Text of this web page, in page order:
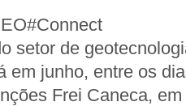
setor de
em junho, entre os
Frei Caneca,